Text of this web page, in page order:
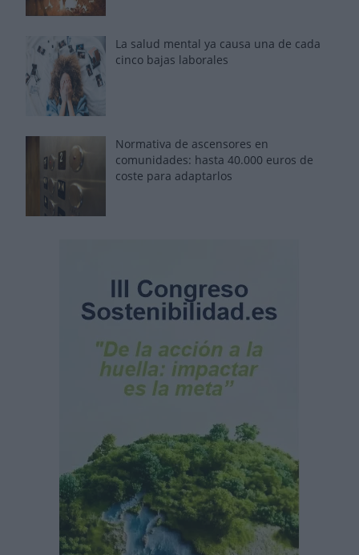
La salud mental ya causa una de cada
cinco bajas laborales
Normativa de ascensores en
comunidades: hasta 40.000 euros de
coste para adaptarlos